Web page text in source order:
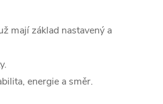
mají základ nastavený a
energie a směr.